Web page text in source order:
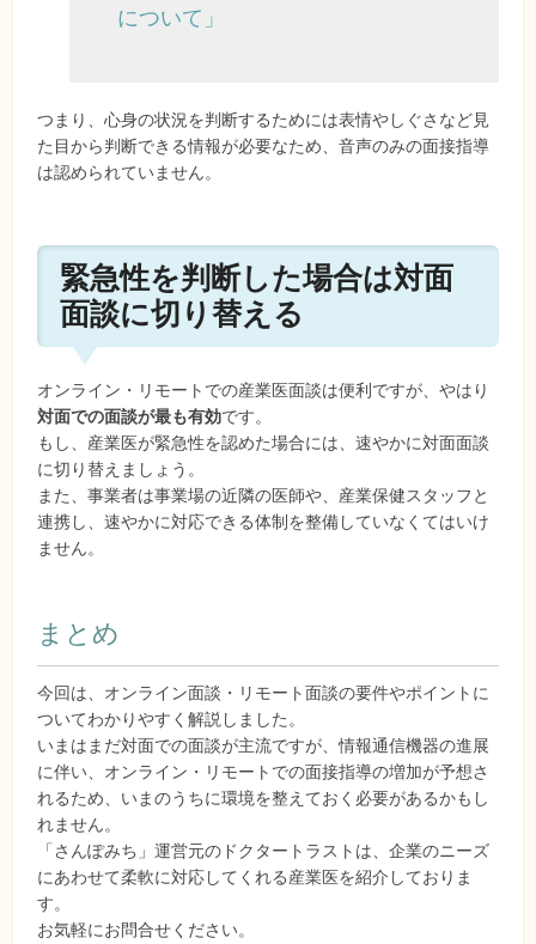
について」
つまり、心身の状況を判断するためには表情やしぐさなど見
た目から判断できる情報が必要なため、音声のみの面接指導
は認められていません。
緊急性を判断した場合は対面
面談に切り替える
オンライン・リモートでの産業医面談は便利ですが、やはり
対面での面談が最も有効です。
もし、産業医が緊急性を認めた場合には、速やかに対面面談
に切り替えましょう。
また、事業者は事業場の近隣の医師や、産業保健スタッフと
連携し、速やかに対応できる体制を整備していなくてはいけ
ません。
まとめ
今回は、オンライン面談・リモート面談の要件やポイントに
ついてわかりやすく解説しました。
いまはまだ対面での面談が主流ですが、情報通信機器の進展
に伴い、オンライン・リモートでの面接指導の増加が予想さ
れるため、いまのうちに環境を整えておく必要があるかもし
れません。
「さんぽみち」運営元のドクタートラストは、企業のニーズ
にあわせて柔軟に対応してくれる産業医を紹介しておりま
す。
お気軽にお問合せください。